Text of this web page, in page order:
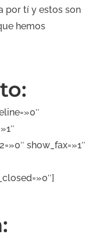
por tí y estos son
hemos
show_fax=»1″